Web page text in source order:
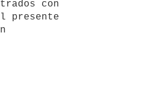
presente